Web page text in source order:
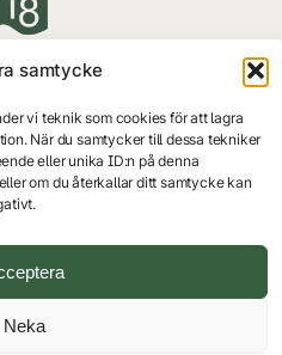
samtycke
vi teknik som cookies för att lagra
När du samtycker till dessa tekniker
eller unika ID:n på denna
om du återkallar ditt samtycke kan
Neka
& Golfpress
medlem